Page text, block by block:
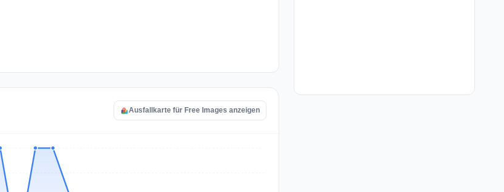
Ausfallkarte für Free Images anzeigen